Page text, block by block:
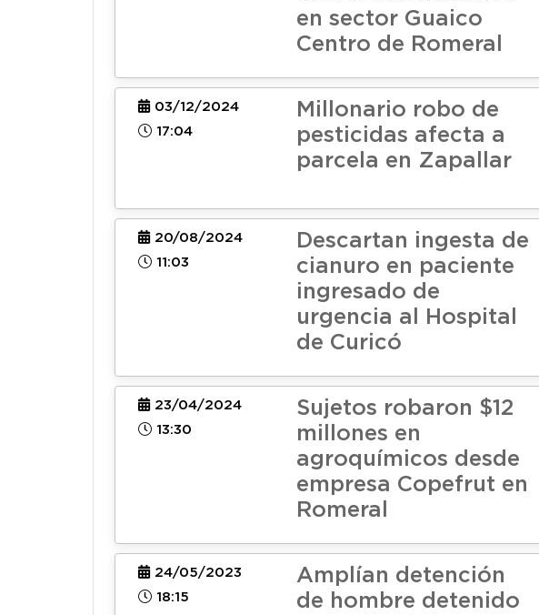
en sector Guaico
Centro de Romeral
03/12/2024
17:04
Millonario robo de
pesticidas afecta a
parcela en Zapallar
20/08/2024
11:03
Descartan ingesta de
cianuro en paciente
ingresado de
urgencia al Hospital
de Curicó
23/04/2024
13:30
Sujetos robaron $12
millones en
agroquímicos desde
empresa Copefrut en
Romeral
24/05/2023
18:15
Amplían detención
de hombre detenido